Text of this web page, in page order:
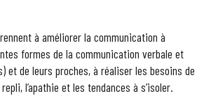
à améliorer la communication à
formes de la communication verbale et
et de leurs proches, à réaliser les besoins de
l’apathie et les tendances à s’isoler.